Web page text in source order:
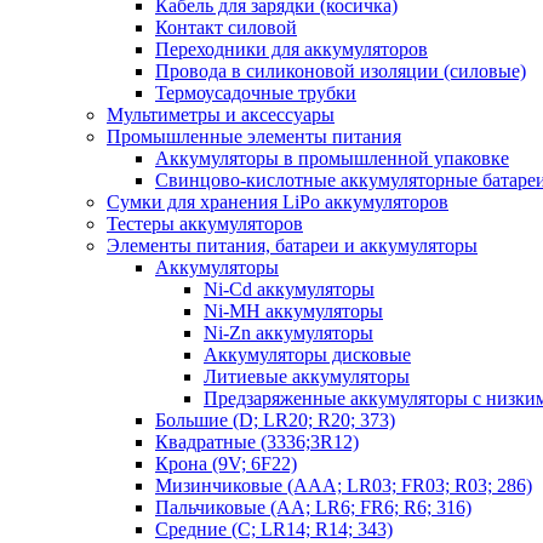
Кабель для зарядки (косичка)
Контакт силовой
Переходники для аккумуляторов
Провода в силиконовой изоляции (силовые)
Термоусадочные трубки
Мультиметры и аксессуары
Промышленные элементы питания
Аккумуляторы в промышленной упаковке
Свинцово-кислотные аккумуляторные
Сумки для хранения LiPo аккумуляторов
Тестеры аккумуляторов
Элементы питания, батареи и аккумуляторы
Аккумуляторы
Ni-Cd аккумуляторы
Ni-MH аккумуляторы
Ni-Zn аккумуляторы
Аккумуляторы дисковые
Литиевые аккумуляторы
Предзаряженные аккумуляторы с
Большие (D; LR20; R20; 373)
Квадратные (3336;3R12)
Крона (9V; 6F22)
Мизинчиковые (AAA; LR03; FR03; R03; 286)
Пальчиковые (AA; LR6; FR6; R6; 316)
Средние (C; LR14; R14; 343)